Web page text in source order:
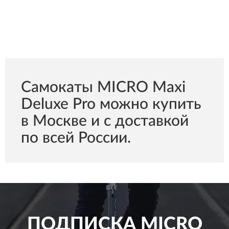
Самокаты MICRO Maxi
Deluxe Pro можно купить
в Москве и с доставкой
по всей России.
ПОДПИСКАMICRO